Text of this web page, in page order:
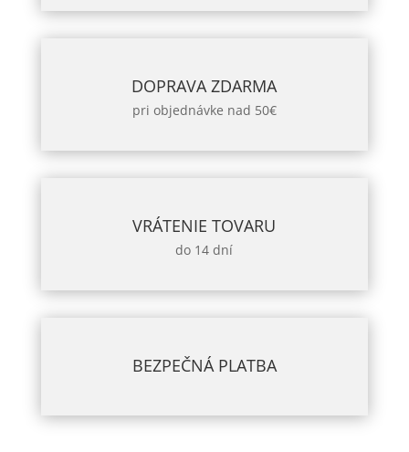
DOPRAVA ZDARMA
pri objednávke nad 50€
VRÁTENIE TOVARU
do 14 dní
BEZPEČNÁ PLATBA